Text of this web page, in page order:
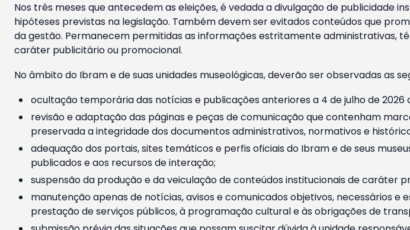
Nos três meses que antecedem as eleições, é vedada a divulgação de publicidade
hipóteses previstas na legislação. Também devem ser evitados conteúdos que
da gestão. Permanecem permitidas as informações estritamente administrativas,
caráter publicitário ou promocional.
No âmbito do Ibram e de suas unidades museológicas, deverão ser observadas as
ocultação temporária das notícias e publicações anteriores a 4 de julho de
revisão e adaptação das páginas e peças de comunicação que contenham
preservada a integridade dos documentos administrativos, normativos e
adequação dos portais, sites temáticos e perfis oficiais do Ibram e de seus
publicados e aos recursos de interação;
suspensão da produção e da veiculação de conteúdos institucionais de caráter
manutenção apenas de notícias, avisos e comunicados objetivos, necessários
prestação de serviços públicos, à programação cultural e às obrigações de